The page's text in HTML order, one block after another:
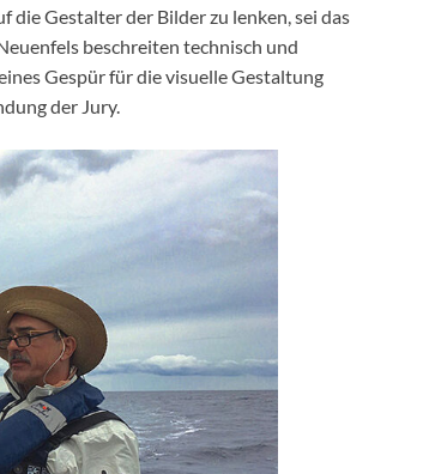
die Gestalter der Bilder zu lenken, sei das
beschreiten technisch und
Gespür für die visuelle Gestaltung
der Jury.